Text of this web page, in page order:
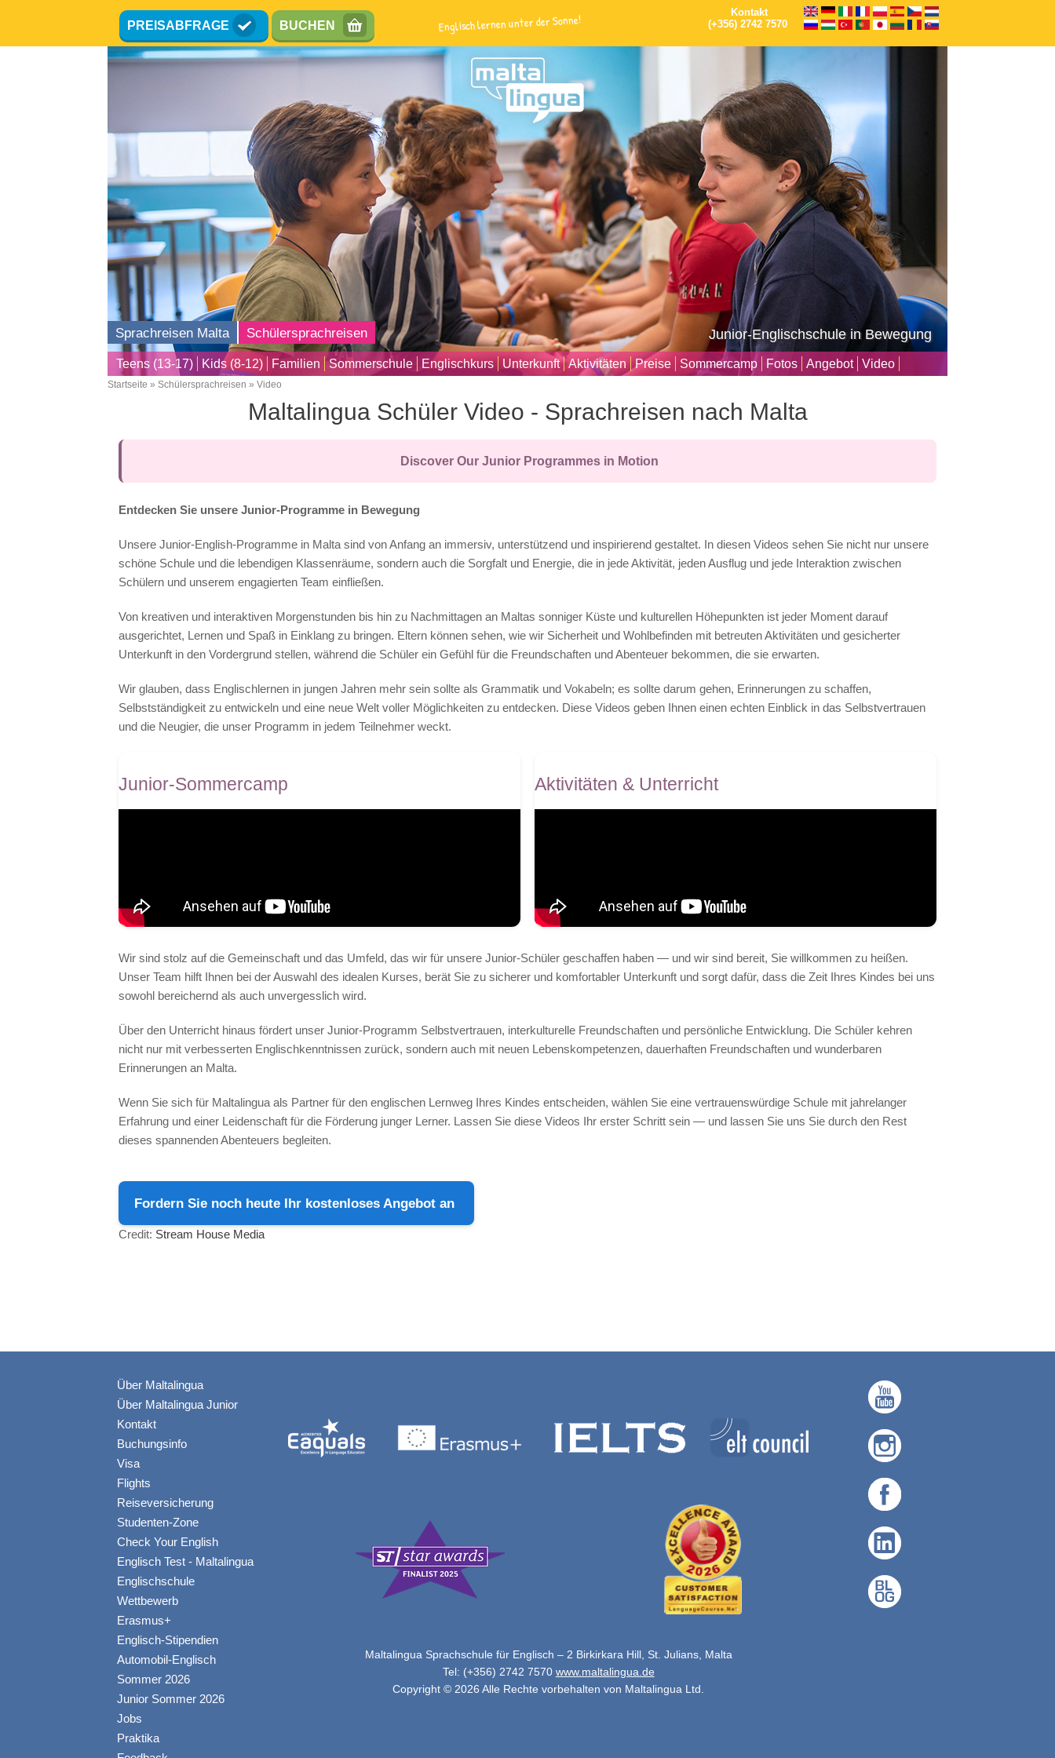
Inhalt
PREISABFRAGE BUCHEN Englisch lernen unter der Sonne!
Kontakt
(+356) 2742 7570
Sprachreisen Malta Schülersprachreisen
Teens (13-17) Kids (8-12) Familien Sommerschule Englischkurs Unterkunft Aktivitäten Preise Sommercamp Fotos Angebot Video
Junior-Englischschule in Bewegung
Startseite Schülersprachreisen Video
Maltalingua Schüler Video - Sprachreisen nach Malta
Discover Our Junior Programmes in Motion
Entdecken Sie unsere Junior-Programme in Bewegung
Unsere Junior-English-Programme in Malta sind von Anfang an immersiv, unterstützend und inspirierend gestaltet. In diesen Videos sehen Sie nicht nur unsere
schöne Schule und die lebendigen Klassenräume, sondern auch die Sorgfalt und Energie, die in jede Aktivität, jeden Ausflug und jede Interaktion zwischen
Schülern und unserem engagierten Team einfließen.
Von kreativen und interaktiven Morgenstunden bis hin zu Nachmittagen an Maltas sonniger Küste und kulturellen Höhepunkten ist jeder Moment darauf
ausgerichtet, Lernen und Spaß in Einklang zu bringen. Eltern können sehen, wie wir Sicherheit und Wohlbefinden mit betreuten Aktivitäten und gesicherter
Unterkunft in den Vordergrund stellen, während die Schüler ein Gefühl für die Freundschaften und Abenteuer bekommen, die sie erwarten.
Wir glauben, dass Englischlernen in jungen Jahren mehr sein sollte als Grammatik und Vokabeln; es sollte darum gehen, Erinnerungen zu schaffen,
Selbstständigkeit zu entwickeln und eine neue Welt voller Möglichkeiten zu entdecken. Diese Videos geben Ihnen einen echten Einblick in das Selbstvertrauen
und die Neugier, die unser Programm in jedem Teilnehmer weckt.
Junior-Sommercamp Aktivitäten & Unterricht
Wir sind stolz auf die Gemeinschaft und das Umfeld, das wir für unsere Junior-Schüler geschaffen haben — und wir sind bereit, Sie willkommen zu heißen.
Unser Team hilft Ihnen bei der Auswahl des idealen Kurses, berät Sie zu sicherer und komfortabler Unterkunft und sorgt dafür, dass die Zeit Ihres Kindes bei uns
sowohl bereichernd als auch unvergesslich wird.
Über den Unterricht hinaus fördert unser Junior-Programm Selbstvertrauen, interkulturelle Freundschaften und persönliche Entwicklung. Die Schüler kehren
nicht nur mit verbesserten Englischkenntnissen zurück, sondern auch mit neuen Lebenskompetenzen, dauerhaften Freundschaften und wunderbaren
Erinnerungen an Malta.
Wenn Sie sich für Maltalingua als Partner für den englischen Lernweg Ihres Kindes entscheiden, wählen Sie eine vertrauenswürdige Schule mit jahrelanger
Erfahrung und einer Leidenschaft für die Förderung junger Lerner. Lassen Sie diese Videos Ihr erster Schritt sein — und lassen Sie uns Sie durch den Rest
dieses spannenden Abenteuers begleiten.
Fordern Sie noch heute Ihr kostenloses Angebot an
Credit: Stream House Media
Über Maltalingua
Über Maltalingua Junior
Kontakt
Buchungsinfo
Visa
Flights
Reiseversicherung
Studenten-Zone
Check Your English
Englisch Test - Maltalingua
Englischschule
Wettbewerb
Erasmus+
Englisch-Stipendien
Automobil-Englisch
Sommer 2026
Junior Sommer 2026
Jobs
Praktika
Maltalingua Sprachschule für Englisch – 2 Birkirkara Hill, St. Julians, Malta
Tel: (+356) 2742 7570 www.maltalingua.de
Copyright © 2026 Alle Rechte vorbehalten von Maltalingua Ltd.